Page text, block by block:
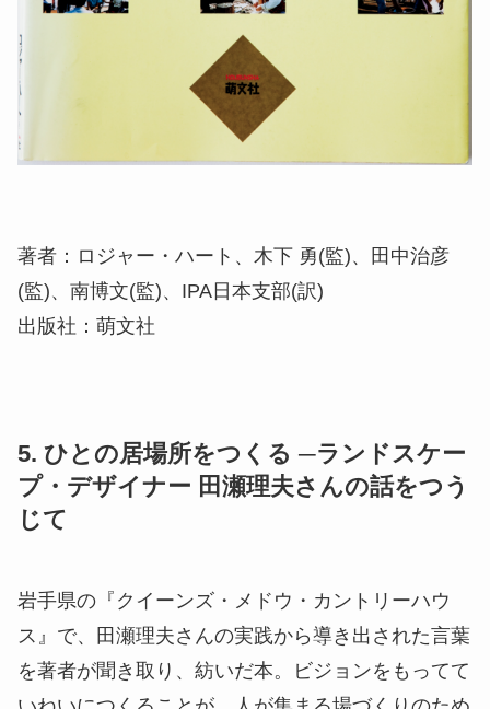
著者：ロジャー・ハート、木下 勇(監)、田中治彦
(監)、南博文(監)、IPA日本支部(訳)
出版社：萌文社
5. ひとの居場所をつくる ─ランドスケー
プ・デザイナー 田瀬理夫さんの話をつう
じて
岩手県の『クイーンズ・メドウ・カントリーハウ
ス』で、田瀬理夫さんの実践から導き出された言葉
を著者が聞き取り、紡いだ本。ビジョンをもってて